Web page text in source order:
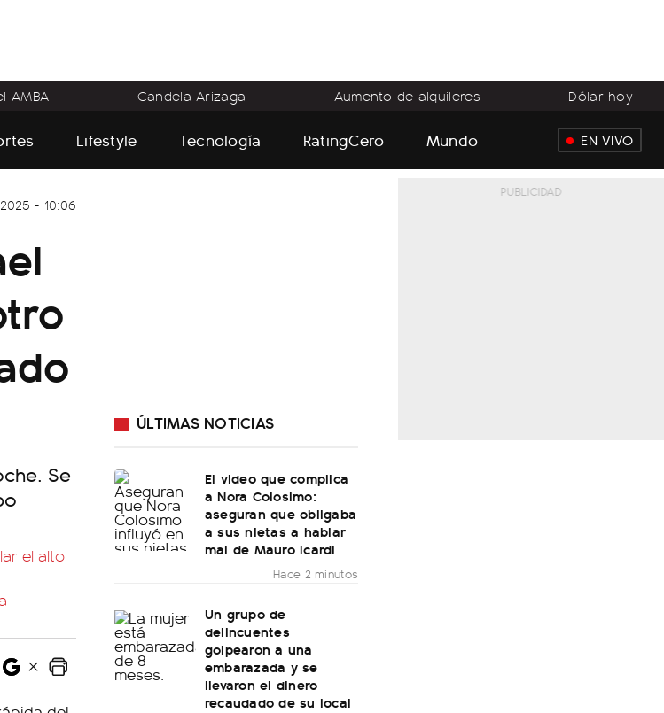
AMBA Candela Arizaga Aumento de alquileres Dólar hoy
Lifestyle Tecnología RatingCero Mundo EN VIVO
- 10:06
Se
el alto
ÚLTIMAS NOTICIAS
El video que complica
a Nora Colosimo:
aseguran que obligaba
a sus nietas a hablar
mal de Mauro Icardi
Hace 2 minutos
Un grupo de
delincuentes
golpearon a una
embarazada y se
llevaron el dinero
recaudado de su local